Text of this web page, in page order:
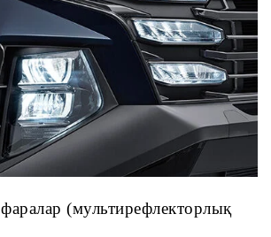
(мультирефлекторлық